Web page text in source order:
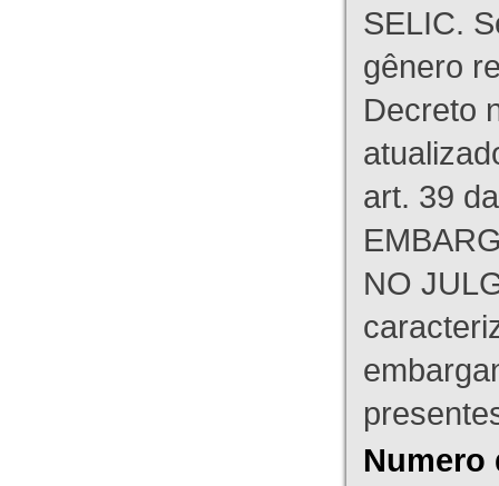
SELIC.
gênero
Decreto
art. 39
NO
Numero